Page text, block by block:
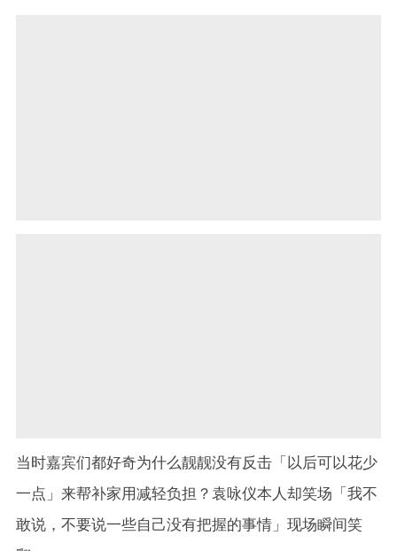
当时嘉宾们都好奇为什么靓靓没有反击「以后可以花少
一点」来帮补家用减轻负担？袁咏仪本人却笑场「我不
敢说，不要说一些自己没有把握的事情」现场瞬间笑